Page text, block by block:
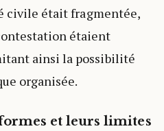
civile était fragmentée,
étaient
ainsi la possibilité
organisée.
et leurs limites